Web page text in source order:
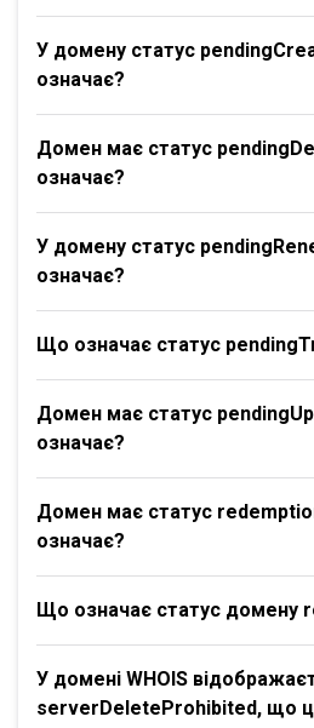
У домену статус
означає?
Домен має статус
означає?
У домену статус
означає?
Що означає статус
Домен має статус
означає?
Домен має статус
означає?
Що означає статус домену
У домені WHOIS
serverDeleteProhibited, що